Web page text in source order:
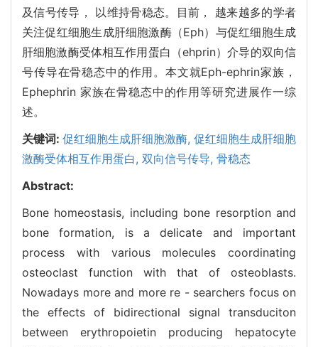
及信号传导， 以维持骨稳态。目前， 越来越多的学者
关注促红细胞生成肝细胞激酶（Eph）与促红细胞生成
肝细胞激酶受体相互作用蛋白（ehprin）介导的双向信
号传导在骨稳态中的作用。本文就Eph-ephrin家族，
Ephephrin 家族在骨稳态中的作用等研究进展作一综
述。
关键词: 促红细胞生成肝细胞激酶, 促红细胞生成肝细胞
激酶受体相互作用蛋白, 双向信号传导, 骨稳态
Abstract:
Bone homeostasis, including bone resorption and
bone formation, is a delicate and important
process with various molecules coordinating
osteoclast function with that of osteoblasts.
Nowadays more and more re - searchers focus on
the effects of bidirectional signal transduciton
between erythropoietin producing hepatocyte